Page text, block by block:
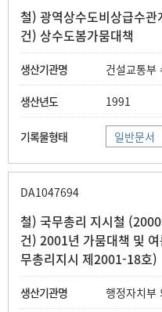
철) 광역상수도비상급수관
건) 상수도봄가뭄대책
건설교통부
1991
일반문서
DA1047694
철) 국무총리 지시철
건) 2001년 가뭄대책 및
무총리지시 제2001-18호)
행정자치부